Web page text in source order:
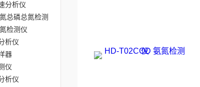
分析仪
总磷总氮检测
检测仪
析仪
器
仪
析仪